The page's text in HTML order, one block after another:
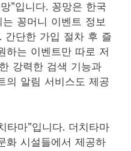
”입니다. 꽁망은 한국
꽁머니 이벤트 정보
간단한 가입 절차 후 즐
하는 이벤트만 따로 저
강력한 검색 기능과
의 알림 서비스도 제공
타마”입니다. 더치타마
화 시설들에서 제공하